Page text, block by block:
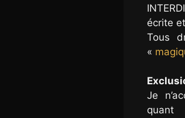
écrite
Tous
«
Je
quant